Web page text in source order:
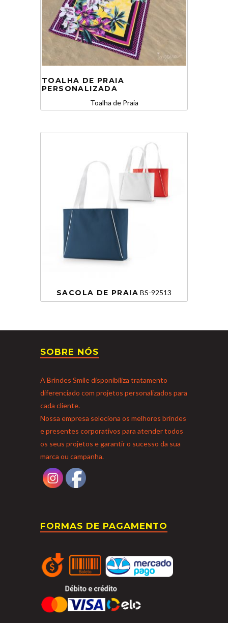
TOALHA DE PRAIA
PERSONALIZADA
Toalha de Praia
SACOLA DE PRAIA BS-92513
SOBRE NÓS
A Brindes Smile disponibiliza tratamento
diferenciado com projetos personalizados para
cada cliente.
Nossa empresa seleciona os melhores brindes
e presentes corporativos para atender todos
os seus projetos e garantir o sucesso da sua
marca ou campanha.
FORMAS DE PAGAMENTO